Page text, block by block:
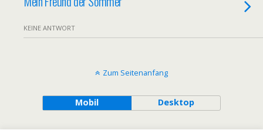
KEINE ANTWORT
Zum Seitenanfang
Mobil Desktop